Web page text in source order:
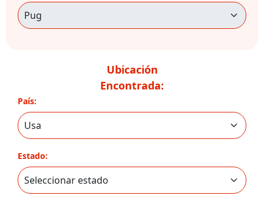
Ubicación
Encontrada:
País:
Estado: